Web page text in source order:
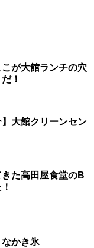
が大館ランチの穴
！
】大館クリーンセン
た高田屋食堂のB
かき氷